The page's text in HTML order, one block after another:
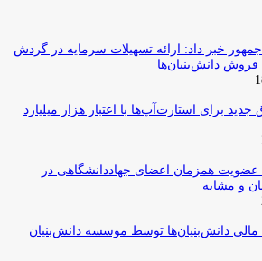
خبر داد: ارائه تسهیلات سرمایه در گردش
برای استارت‌آپ‌ها با اعتبار هزار میلیارد
عضویت همزمان اعضای جهاددانشگاهی در
و مشابه
مالی دانش‌بنیان‌ها توسط موسسه دانش‌بنیان